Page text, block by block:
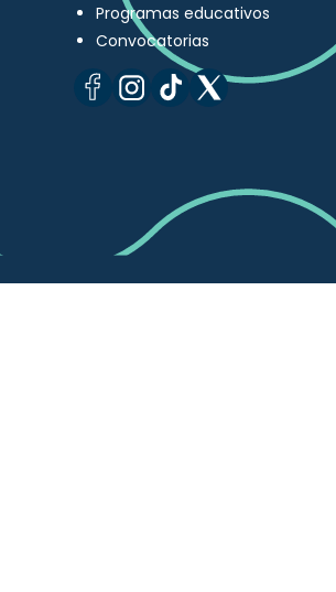
Programas educativos
Convocatorias